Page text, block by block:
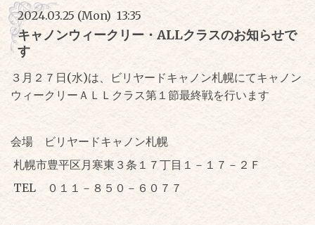
2024.03.25 (Mon) 13:35
キャノンウィークリー・ALLクラスのお知らせで
す
３月２７日(水)は、ビリヤードキャノン札幌にてキャノン
ウィークリーＡＬＬクラス第１節最終戦を行います
会場 ビリヤードキャノン札幌
札幌市豊平区月寒東３条１７丁目１－１７－２Ｆ
TEL ０１１－８５０－６０７７